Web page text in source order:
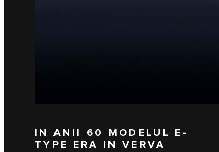
IN ANII 60 MODELUL E-
TYPE ERA IN VERVA